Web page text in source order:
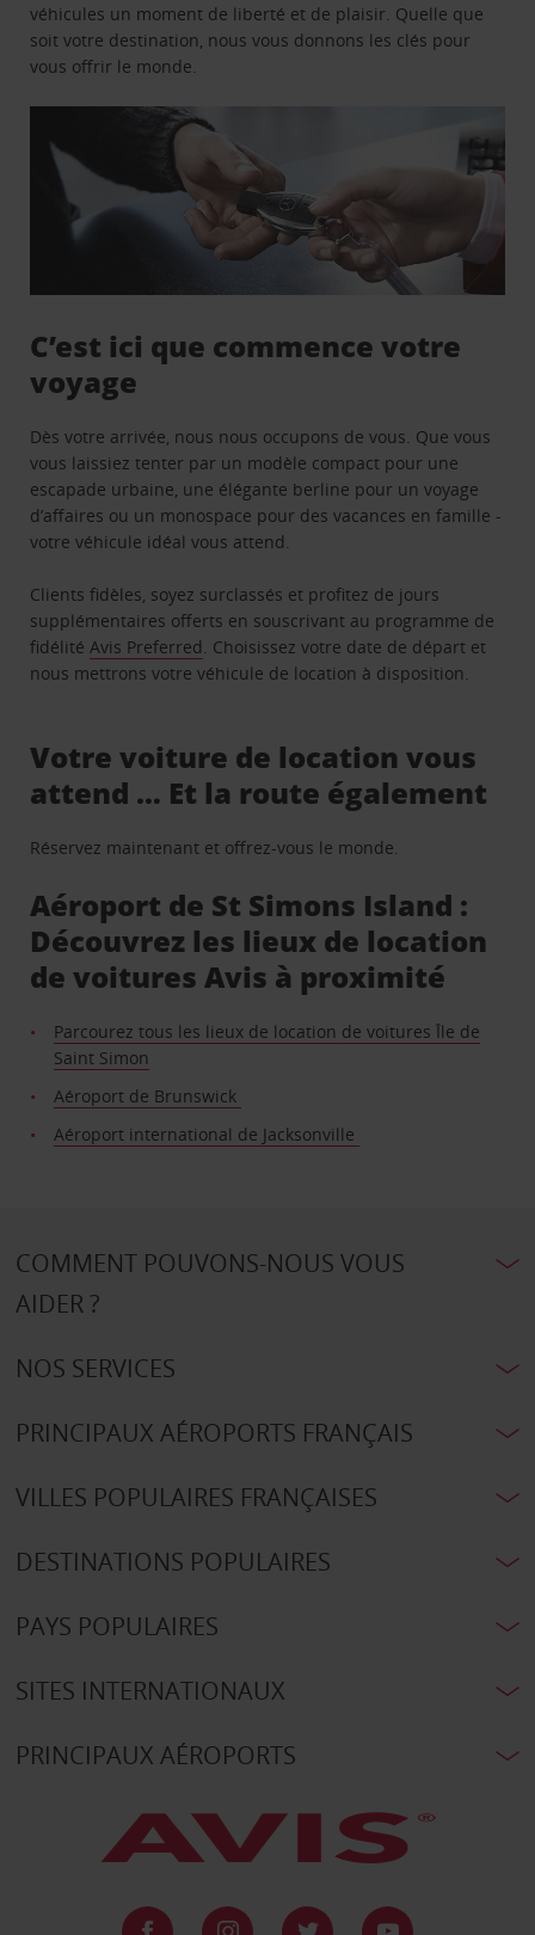
véhicules un moment de liberté et de plaisir. Quelle que
soit votre destination, nous vous donnons les clés pour
vous offrir le monde.
C’est ici que commence votre
voyage
Dès votre arrivée, nous nous occupons de vous. Que vous
vous laissiez tenter par un modèle compact pour une
escapade urbaine, une élégante berline pour un voyage
d’affaires ou un monospace pour des vacances en famille -
votre véhicule idéal vous attend.
Clients fidèles, soyez surclassés et profitez de jours
supplémentaires offerts en souscrivant au programme de
fidélitéAvis Preferred. Choisissez votre date de départ et
nous mettrons votre véhicule de location à disposition.
Votre voiture de location vous
attend … Et la route également
Réservez maintenant et offrez-vous le monde.
Aéroport de St Simons Island :
Découvrez les lieux de location
de voitures Avis à proximité
Parcourez tous les lieux de location de voitures Île de
Saint Simon
Aéroport de Brunswick
Aéroport international de Jacksonville
COMMENT POUVONS-NOUS VOUS
AIDER ?
NOS SERVICES
PRINCIPAUX AÉROPORTS FRANÇAIS
VILLES POPULAIRES FRANÇAISES
DESTINATIONS POPULAIRES
PAYS POPULAIRES
SITES INTERNATIONAUX
PRINCIPAUX AÉROPORTS